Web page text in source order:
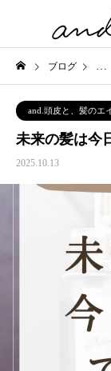
ブログ
and.頭皮と、髪のエ
未来の髪は今
2025.10.13